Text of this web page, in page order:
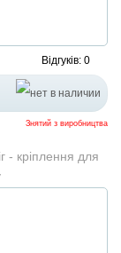
Відгуків: 0
Знятий з виробництва
- кріплення для